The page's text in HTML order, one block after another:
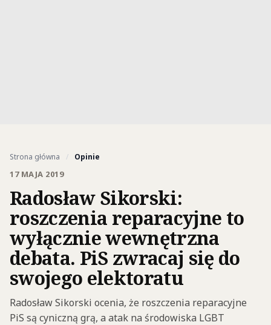
Strona główna / Opinie
17 MAJA 2019
Radosław Sikorski:
roszczenia reparacyjne to
wyłącznie wewnętrzna
debata. PiS zwracaj się do
swojego elektoratu
Radosław Sikorski ocenia, że roszczenia reparacyjne
PiS są cyniczną grą, a atak na środowiska LGBT